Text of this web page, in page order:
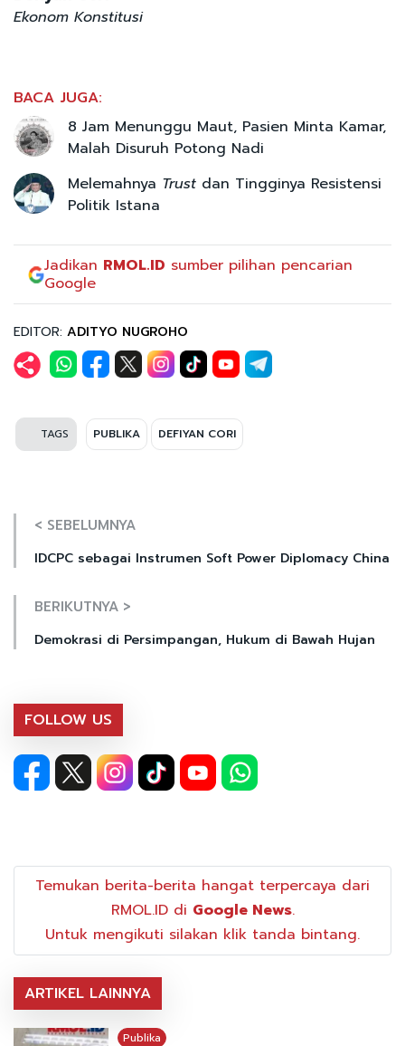
Ekonom Konstitusi
BACA JUGA:
8 Jam Menunggu Maut, Pasien Minta Kamar,
Malah Disuruh Potong Nadi
Melemahnya Trust dan Tingginya Resistensi
Politik Istana
Jadikan RMOL.ID sumber pilihan pencarian
Google
EDITOR: ADITYO NUGROHO
TAGS PUBLIKA DEFIYAN CORI
< SEBELUMNYA
IDCPC sebagai Instrumen Soft Power Diplomacy China
BERIKUTNYA >
Demokrasi di Persimpangan, Hukum di Bawah Hujan
FOLLOW US
Temukan berita-berita hangat terpercaya dari
RMOL.ID di Google News.
Untuk mengikuti silakan klik tanda bintang.
ARTIKEL LAINNYA
Publika